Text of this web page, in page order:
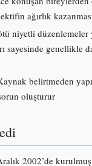
ağırlık
niyetli düzenlemeler
sayesinde genellikle
belirtmeden
oluşturur
2002’de